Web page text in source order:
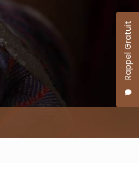
Rappel Gratuit